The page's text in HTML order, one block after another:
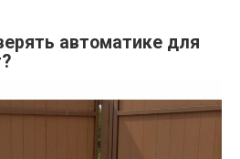
автоматике для